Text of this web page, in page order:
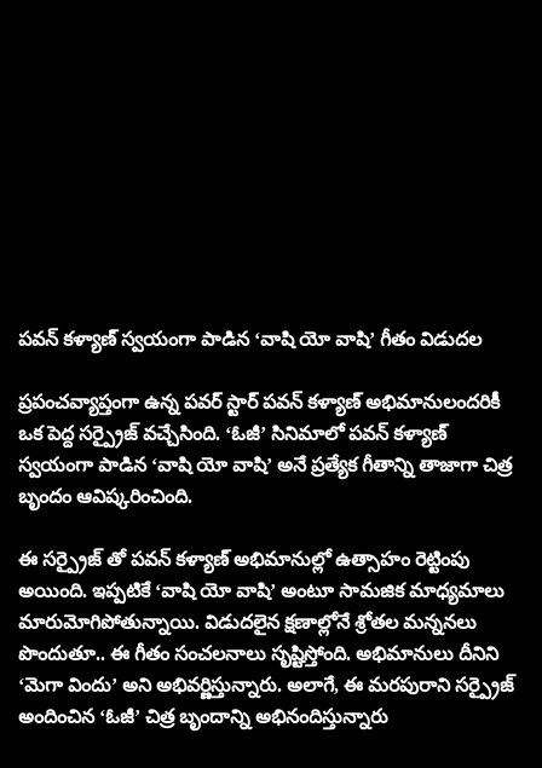
పవన్ కళ్యాణ్ స్వయంగా పాడిన ‘వాషి యో వాషి’ గీతం విడుదల
ప్రపంచవ్యాప్తంగా ఉన్న పవర్ స్టార్ పవన్ కళ్యాణ్ అభిమానులందరికీ
ఒక పెద్ద సర్ప్రైజ్ వచ్చేసింది. ‘ఓజీ’ సినిమాలో పవన్ కళ్యాణ్
స్వయంగా పాడిన ‘వాషి యో వాషి’ అనే ప్రత్యేక గీతాన్ని తాజాగా చిత్ర
బృందం ఆవిష్కరించింది.
ఈ సర్ప్రైజ్ తో పవన్ కళ్యాణ్ అభిమానుల్లో ఉత్సాహం రెట్టింపు
అయింది. ఇప్పటికే ‘వాషి యో వాషి’ అంటూ సామజిక మాధ్యమాలు
మారుమోగిపోతున్నాయి. విడుదలైన క్షణాల్లోనే శ్రోతల మన్ననలు
పొందుతూ.. ఈ గీతం సంచలనాలు సృష్టిస్తోంది. అభిమానులు దీనిని
‘మెగా విందు’ అని అభివర్ణిస్తున్నారు. అలాగే, ఈ మరపురాని సర్ప్రైజ్
అందించిన ‘ఓజీ’ చిత్ర బృందాన్ని అభినందిస్తున్నారు